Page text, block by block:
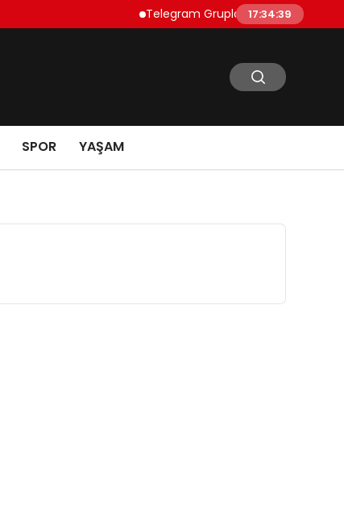
Telegram Grupları Nasıl Bulunur?:
17:34:40
SPOR YAŞAM